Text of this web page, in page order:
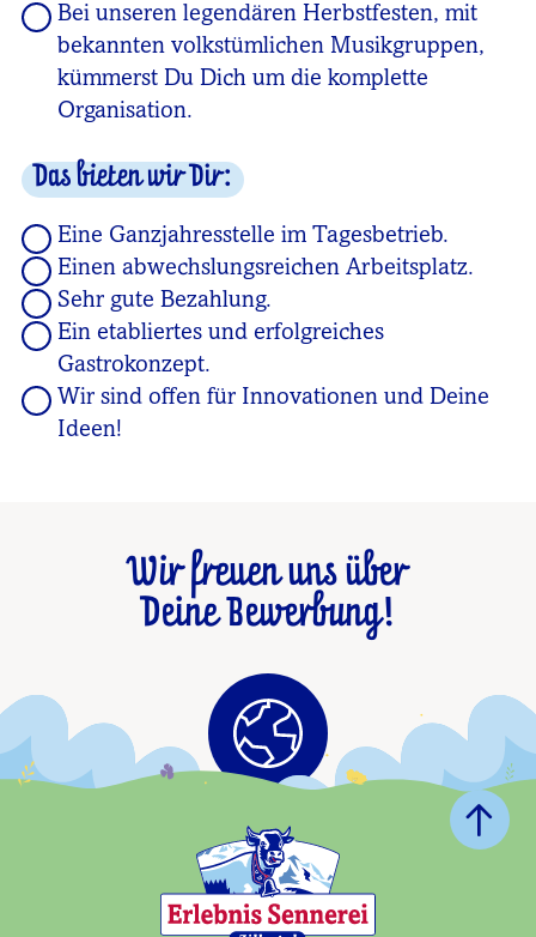
Bei unseren legendären Herbstfesten, mit
bekannten volkstümlichen Musikgruppen,
kümmerst Du Dich um die komplette
Organisation.
Das bieten wir Dir:
Eine Ganzjahresstelle im Tagesbetrieb.
Einen abwechslungsreichen Arbeitsplatz.
Sehr gute Bezahlung.
Ein etabliertes und erfolgreiches
Gastrokonzept.
Wir sind offen für Innovationen und Deine
Ideen!
Wir freuen uns über
Deine Bewerbung!
CHRISTIAN & HEINRICH KRÖLL